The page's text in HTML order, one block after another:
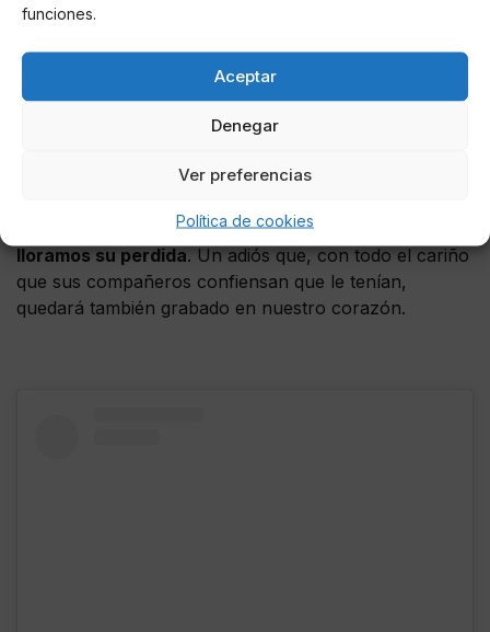
funciones.
Aceptar
Denegar
Ver preferencias
Política de cookies
Filemón'y en 2005 hizo un cameo en la película
'Torrente 3: El protector, de Santiago Segura'.
Incluso en 2009 participó en la primera
movieespañola,'Spanish Movie', haciendo una
En definitiva, seguiremos disfrutando con sus papeles
como en la memoria de todossus fans
lloramos su perdida. Un adiós que, con todo el cariño
que sus compañeros confiensan que le tenían,
quedará también grabado en nuestro corazón.